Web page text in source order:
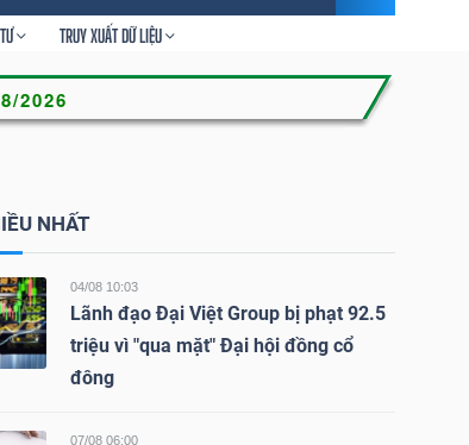
TRUY XUẤT DỮ LIỆU
NHẤT
04/08 10:03
Lãnh đạo Đại Việt Group bị phạt 92.5
triệu vì "qua mặt" Đại hội đồng cổ
đông
07/08 06:00